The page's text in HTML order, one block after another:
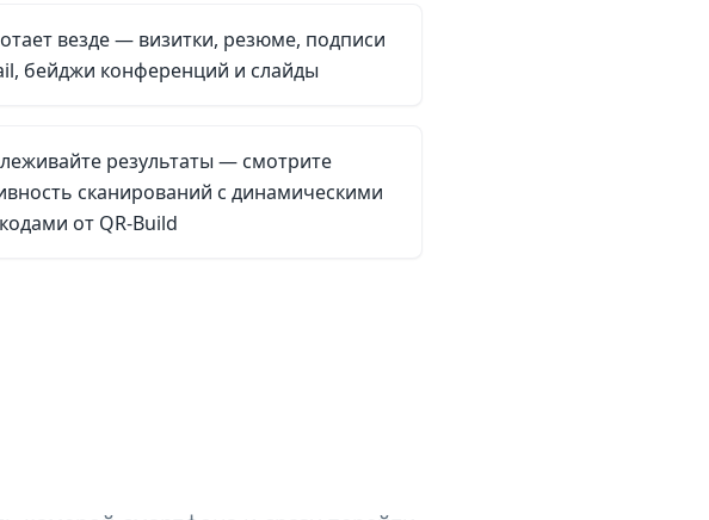
везде — визитки, резюме, подписи
бейджи конференций и слайды
результаты — смотрите
сканирований с динамическими
от QR-Build